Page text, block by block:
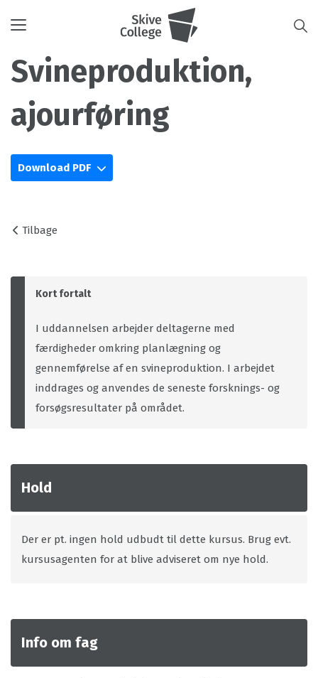
Toggle
Svineproduktion,
ajourføring
Download PDF
Tilbage
Kort fortalt
I uddannelsen arbejder deltagerne med
færdigheder omkring planlægning og
gennemførelse af en svineproduktion. I arbejdet
inddrages og anvendes de seneste forsknings- og
forsøgsresultater på området.
Hold
Der er pt. ingen hold udbudt til dette kursus. Brug evt.
kursusagenten for at blive adviseret om nye hold.
Info om fag